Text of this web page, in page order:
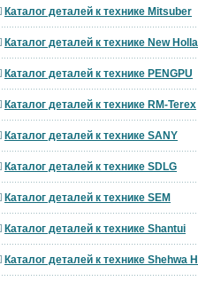
Каталог деталей к технике Mitsuber
Каталог деталей к технике New
Каталог деталей к технике PENGPU
Каталог деталей к технике RM-Terex
Каталог деталей к технике SANY
Каталог деталей к технике SDLG
Каталог деталей к технике SEM
Каталог деталей к технике Shantui
Каталог деталей к технике Shehwa